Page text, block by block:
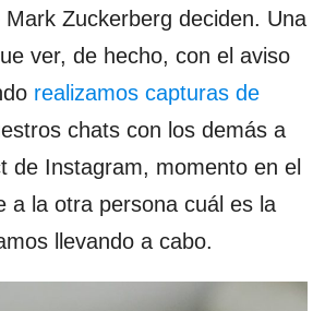
Mark Zuckerberg deciden. Una
ver, de hecho, con el aviso
realizamos capturas de
chats con los demás a
de Instagram, momento en el
a la otra persona cuál es la
llevando a cabo.